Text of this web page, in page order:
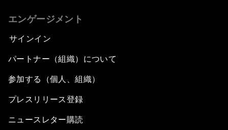
エンゲージメント
サインイン
パートナー（組織）について
参加する（個人、組織）
プレスリリース登録
ニュースレター購読